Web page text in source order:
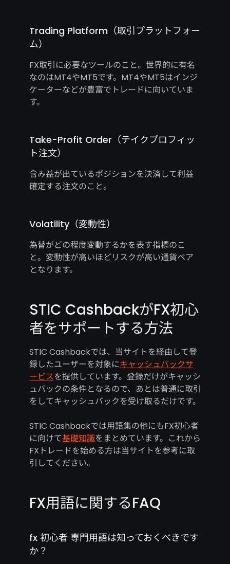
Trading Platform（取引プラットフォー
ム）
FX取引に必要なツールのこと。世界的に有名
なのはMT4やMT5です。MT4やMT5はインジ
ケーターなどが豊富でトレードに向いていま
す。
Take-Profit Order（テイクプロフィッ
ト注文）
含み益が出ているポジションを決済して利益
確定する注文のこと。
Volatility（変動性）
為替がどの程度変動するかを表す指標のこ
と。変動性が高いほどリスクが高い通貨ペア
となります。
STIC CashbackがFX初心
者をサポートする方法
STIC Cashbackでは、当サイトを経由して登
録したユーザーを対象にキャッシュバックサ
ービスを提供しています。登録だけがキャッシ
ュバックの条件となるので、あとは普通に取引
をしてキャッシュバックを受け取るだけです。
STIC Cashbackでは用語集の他にもFX初心者
に向けて基礎知識をまとめています。これから
FXトレードを始める方は当サイトを参考に取
引してください。
FX用語に関するFAQ
fx 初心者 専門用語は知っておくべきです
か？